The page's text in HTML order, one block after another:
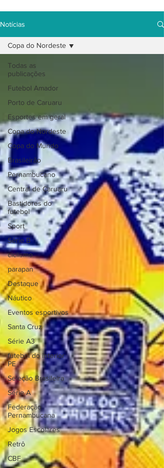
Notícias
Todas as
publicações
Futebol Amador
Porto de Caruaru
Esportes em geral
Copa do Nordeste
Copa do Mundo
Brasileirão
Pernambucano
Central de Caruaru
Bastidores do
futebol
Sport
Série B
ciclismo
parapan
Destaque
Náutico
Eventos esportivos
Santa Cruz
Série A3
futebol do interior
PE
Seleção Brasileira
Série A
Federação
Pernambucana
Jogos Escolares
Retrô
CBF
Copa do Nordeste